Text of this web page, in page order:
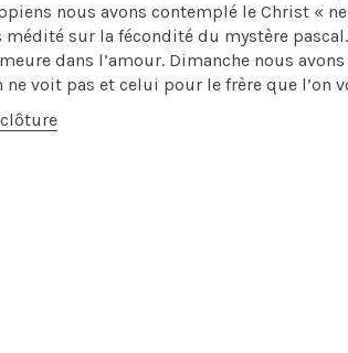
nous avons contemplé le Christ «
médité sur la fécondité du mystère
dans l’amour. Dimanche nous
ne voit pas et celui pour le frère que l’on